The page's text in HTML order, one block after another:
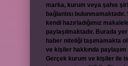
marka, kurum veya şahıs
bağlantısı
kendi hazırladığımız
paylaşılmaktadır. Burada
haber niteliği taşımamakta
ve kişiler hakkında paylaşım
Gerçek kurum ve kişiler ile